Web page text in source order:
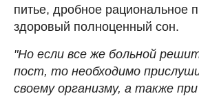
питье, дробное рациональное
здоровый полноценный сон.
"Но если все же больной
пост, то необходимо
своему организму, а также